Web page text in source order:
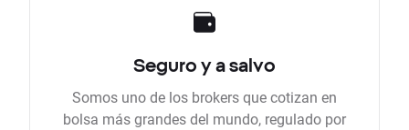
Seguro y a salvo
Somos uno de los brokers que cotizan en
bolsa más grandes del mundo, regulado por